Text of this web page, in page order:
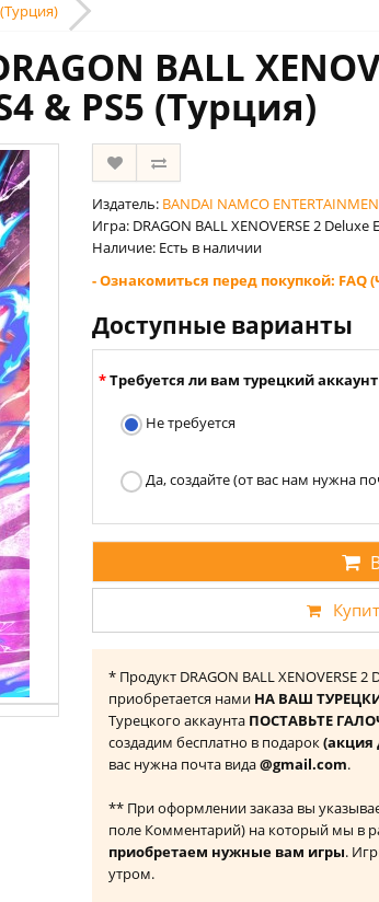
BALL
& PS5 (Турция)
Издатель: BANDAI NAMCO
Игра: DRAGON BALL XENOVERSE 2 Deluxe
Наличие: Есть в наличии
- Ознакомиться перед покупкой: FAQ
Доступные варианты
Требуется ли вам турецкий
Не требуется
Да, создайте (от вас нам нужна
* Продукт DRAGON BALL XENOVERSE
приобретается нами НА ВАШ
Турецкого аккаунта ПОСТАВЬТЕ
создадим бесплатно в подарок(акция
вас нужна почта вида@gmail.com.
** При оформлении заказа вы
поле Комментарий) на который мы в
приобретаем нужные вам игры.
утром.